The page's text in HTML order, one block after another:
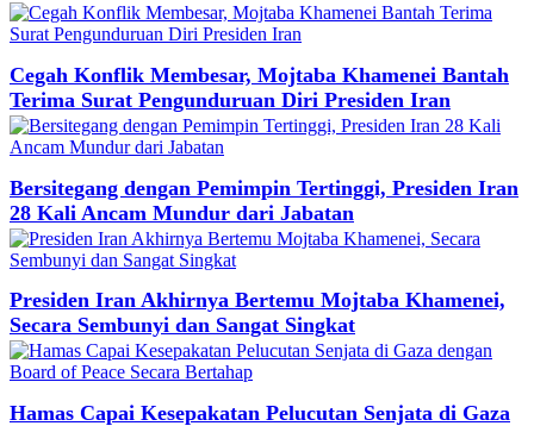
Cegah Konflik Membesar, Mojtaba Khamenei Bantah
Terima Surat Pengunduruan Diri Presiden Iran
Bersitegang dengan Pemimpin Tertinggi, Presiden Iran
28 Kali Ancam Mundur dari Jabatan
Presiden Iran Akhirnya Bertemu Mojtaba Khamenei,
Secara Sembunyi dan Sangat Singkat
Hamas Capai Kesepakatan Pelucutan Senjata di Gaza